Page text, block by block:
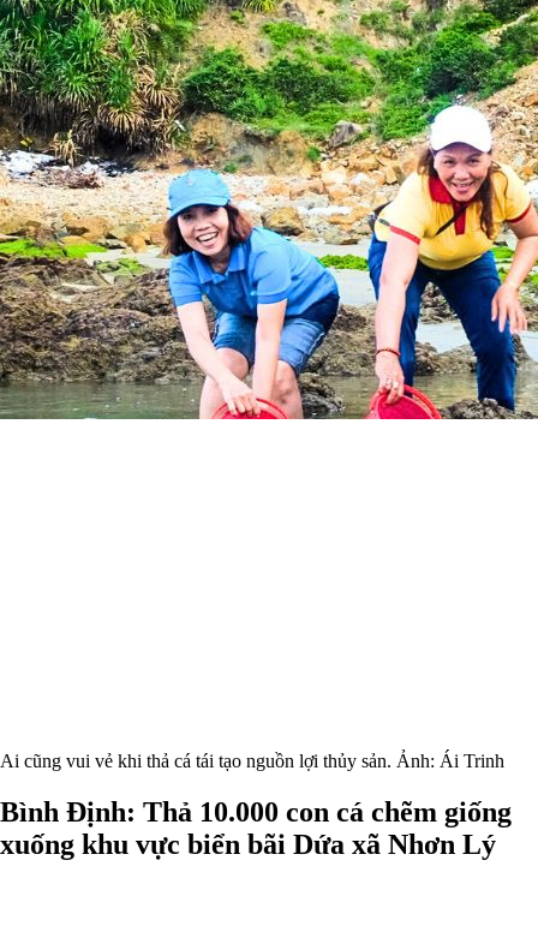
Ai cũng vui vẻ khi thả cá tái tạo nguồn lợi thủy sản. Ảnh: Ái Trinh
Bình Định: Thả 10.000 con cá chẽm giống
xuống khu vực biển bãi Dứa xã Nhơn Lý